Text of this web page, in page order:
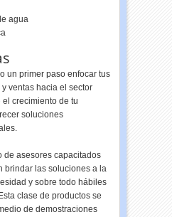
agua
un primer paso enfocar tus
ventas hacia el sector
crecimiento de tu
soluciones
de asesores capacitados
brindar las soluciones a la
y sobre todo hábiles
clase de productos se
de demostraciones